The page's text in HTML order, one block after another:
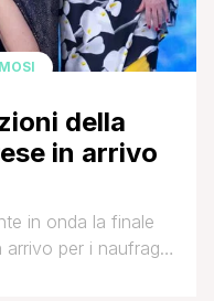
della
in arrivo
in onda la finale
per i naufraghi,